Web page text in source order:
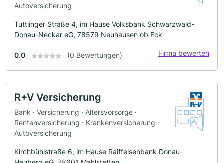
Autoversicherung
Tuttlinger Straße 4, im Hause Volksbank Schwarzwald-
Donau-Neckar eG, 78579 Neuhausen ob Eck
0.0 (0 Bewertungen) Firma bewerten
R+V Versicherung
Bank · Versicherung · Altersvorsorge ·
Rentenversicherung · Krankenversicherung ·
Autoversicherung
Kirchbühlstraße 6, im Hause Raiffeisenbank Donau-